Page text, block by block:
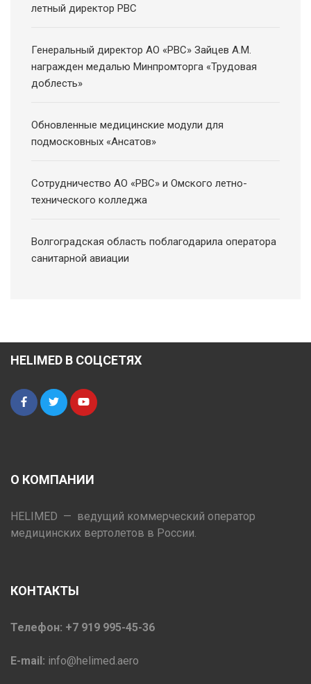
летный директор РВС
Генеральный директор АО «РВС» Зайцев А.М.
награжден медалью Минпромторга «Трудовая
доблесть»
Обновленные медицинские модули для
подмосковных «Ансатов»
Сотрудничество АО «РВС» и Омского летно-
технического колледжа
Волгоградская область поблагодарила оператора
санитарной авиации
HELIMED В СОЦСЕТЯХ
О КОМПАНИИ
HELIMED — ведущий коммерческий оператор
медицинских вертолетов в России.
КОНТАКТЫ
Телефон: +7 919 995-45-36
E-mail: info@helimed.aero